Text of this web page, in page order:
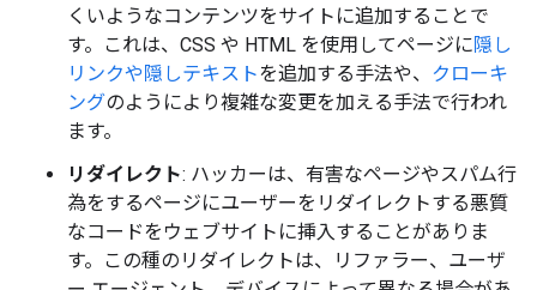
くいようなコンテンツをサイトに追加することで
す。これは、CSS や HTML を使用してページに隠し
リンクや隠しテキストを追加する手法や、 クローキ
ングのようにより複雑な変更を加える手法で行われ
ます。
リダイレクト: ハッカーは、有害なページやスパム行
為をするページにユーザーをリダイレクトする悪質
なコードをウェブサイトに挿入することがありま
す。この種のリダイレクトは、リファラー、ユーザ